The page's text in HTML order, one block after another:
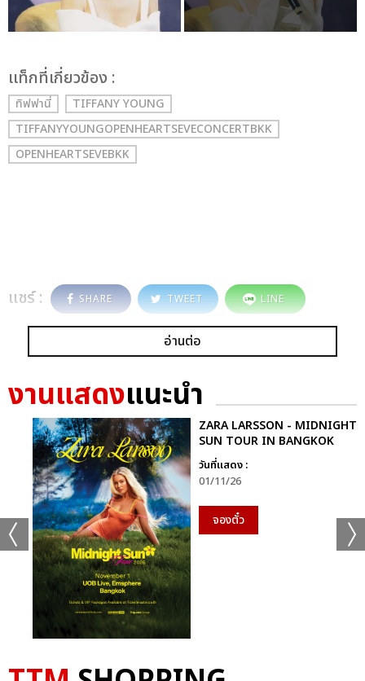
เเท็กที่เกี่ยวข้อง :
ทิฟฟานี่
TIFFANY YOUNG
TIFFANYYOUNGOPENHEARTSEVECONCERTBKK
OPENHEARTSEVEBKK
แชร์ : SHARE TWEET LINE
อ่านต่อ
งานแสดงแนะนำ
ZARA LARSSON - MIDNIGHT
SUN TOUR IN BANGKOK
วันที่แสดง :
01/11/26
จองตั๋ว